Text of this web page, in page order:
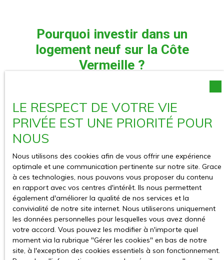
Pourquoi investir dans un
logement neuf sur la Côte
Vermeille ?
habitants séduits par son environnement exceptionnel entre
mer Méditerranée et Pyrénées.
Des villes comme
auprès :
des actifs ;
des retraités ;
des familles ;
des travailleurs saisonniers ;
des télétravailleurs.
Cette dynamique soutient fortement la demande locative
locale.
Investir dans unprogramme immobilier neuf sur la Côte
LE RESPECT DE VOTRE VIE
PRIVÉE EST UNE PRIORITÉ POUR
NOUS
Nous utilisons des cookies afin de vous offrir une expérience
optimale et une communication pertinente sur notre site. Grace
à ces technologies, nous pouvons vous proposer du contenu
en rapport avec vos centres d'intérêt. Ils nous permettent
également d'améliorer la qualité de nos services et la
convivialité de notre site internet. Nous utiliserons uniquement
les données personnelles pour lesquelles vous avez donné
votre accord. Vous pouvez les modifier à n'importe quel
moment via la rubrique ″Gérer les cookies″ en bas de notre
site, à l'exception des cookies essentiels à son fonctionnement.